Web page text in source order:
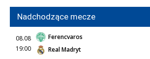
Nadchodzące mecze
08.08
19:00
Ferencvaros
Real Madryt